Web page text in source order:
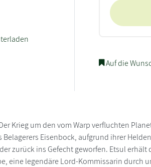
Auf die
Krieg um den vom Warp verfluchten
Belagerers Eisenbock, aufgrund ihrer
zurück ins Gefecht geworfen. Etsul
eine legendäre Lord-Kommissarin durch